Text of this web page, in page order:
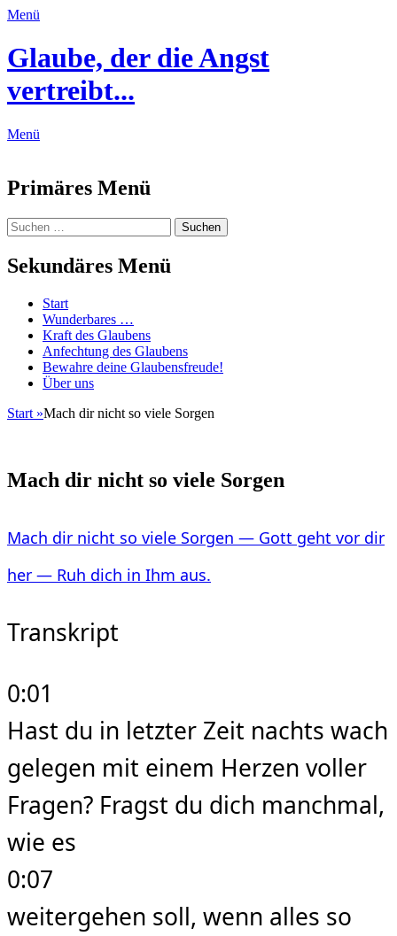
Menü
Glaube, der die Angst
vertreibt...
Menü
Primäres Menü
Zum
Inhalt
springen
Suchen
Suchen
nach:
Sekundäres Menü
Zum
Inhalt
springen
Start
Wunderbares …
Kraft des Glaubens
Anfechtung des Glaubens
Bewahre deine Glaubensfreude!
Über uns
Start »Mach dir nicht so viele Sorgen
Mach dir nicht so viele Sorgen
Mach dir nicht so viele Sorgen — Gott geht vor dir
her — Ruh dich in Ihm aus.
Transkript
0:01
Hast du in letzter Zeit nachts wach
gelegen mit einem Herzen voller
Fragen? Fragst du dich manchmal,
wie es
0:07
weitergehen soll, wenn alles so